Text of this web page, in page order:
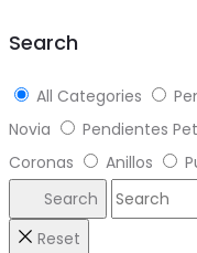
Search
All Categories
Novia
Pendientes
Coronas
Anillos
Search
Reset